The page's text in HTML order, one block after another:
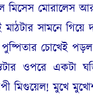
মিসেস মোরালেস
সামনে গিয়ে
পুষ্পিতার চোখেই
ওপরে একটা
মিগুয়েল! মুখে